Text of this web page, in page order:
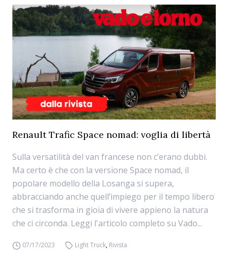
Renault Trafic Space nomad: voglia di libertà
Sulla versatilità del van francese non c’erano dubbi.
Ma certo è che con la versione Space nomad, il
popolare modello della Losanga si supera,
abbracciando anche quell’impiego per il tempo libero
che si trasforma in gioia di vivere appieno la natura
che ci circonda. Leggi l'articolo completo su Vado...
07/17/2023 Light Truck, Rivista